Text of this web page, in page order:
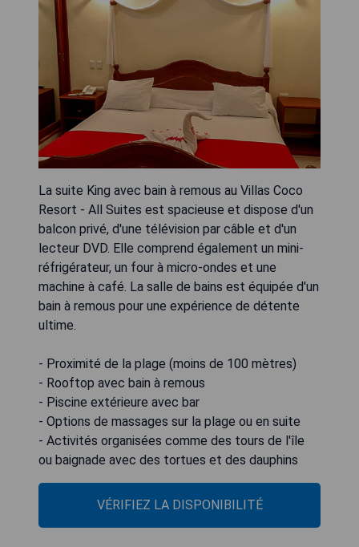
La suite King avec bain à remous au Villas Coco
Resort - All Suites est spacieuse et dispose d'un
balcon privé, d'une télévision par câble et d'un
lecteur DVD. Elle comprend également un mini-
réfrigérateur, un four à micro-ondes et une
machine à café. La salle de bains est équipée d'un
bain à remous pour une expérience de détente
ultime.
- Proximité de la plage (moins de 100 mètres)
- Rooftop avec bain à remous
- Piscine extérieure avec bar
- Options de massages sur la plage ou en suite
- Activités organisées comme des tours de l'île
ou baignade avec des tortues et des dauphins
VÉRIFIEZ LA DISPONIBILITÉ